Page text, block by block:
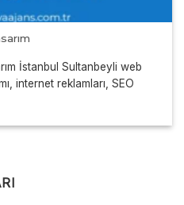
İstanbul Sultanbeyli web
internet reklamları, SEO